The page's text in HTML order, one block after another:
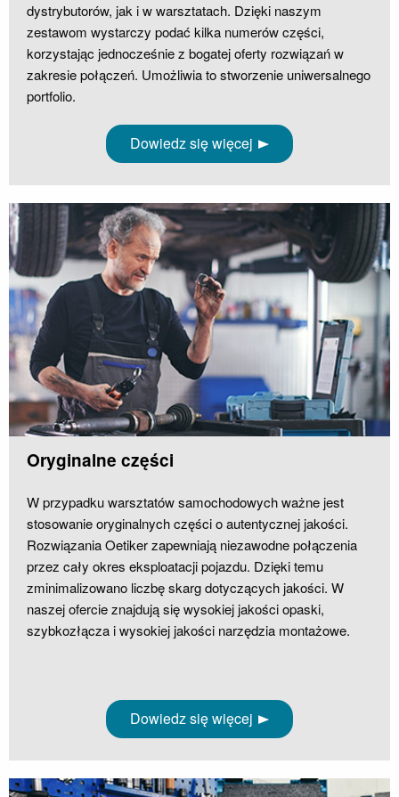
dystrybutorów, jak i w warsztatach. Dzięki naszym
zestawom wystarczy podać kilka numerów części,
korzystając jednocześnie z bogatej oferty rozwiązań w
zakresie połączeń. Umożliwia to stworzenie uniwersalnego
portfolio.
Dowiedz się więcej
Oryginalne części
W przypadku warsztatów samochodowych ważne jest
stosowanie oryginalnych części o autentycznej jakości.
Rozwiązania Oetiker zapewniają niezawodne połączenia
przez cały okres eksploatacji pojazdu. Dzięki temu
zminimalizowano liczbę skarg dotyczących jakości. W
naszej ofercie znajdują się wysokiej jakości opaski,
szybkozłącza i wysokiej jakości narzędzia montażowe.
Dowiedz się więcej